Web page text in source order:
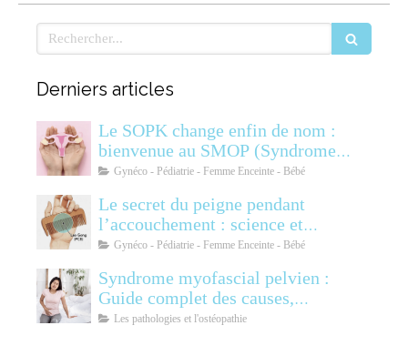
Rechercher
Derniers articles
Le SOPK change enfin de nom :
bienvenue au SMOP (Syndrome
Métabolique Ovarien
Gynéco - Pédiatrie - Femme Enceinte - Bébé
Le secret du peigne pendant
l’accouchement : science et
soulagement
Gynéco - Pédiatrie - Femme Enceinte - Bébé
Syndrome myofascial pelvien :
Guide complet des causes,
symptômes, diagnostic et
Les pathologies et l'ostéopathie